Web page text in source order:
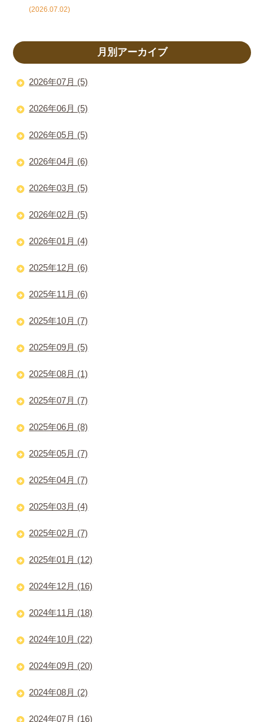
(2026.07.02)
月別アーカイブ
2026年07月 (5)
2026年06月 (5)
2026年05月 (5)
2026年04月 (6)
2026年03月 (5)
2026年02月 (5)
2026年01月 (4)
2025年12月 (6)
2025年11月 (6)
2025年10月 (7)
2025年09月 (5)
2025年08月 (1)
2025年07月 (7)
2025年06月 (8)
2025年05月 (7)
2025年04月 (7)
2025年03月 (4)
2025年02月 (7)
2025年01月 (12)
2024年12月 (16)
2024年11月 (18)
2024年10月 (22)
2024年09月 (20)
2024年08月 (2)
2024年07月 (16)